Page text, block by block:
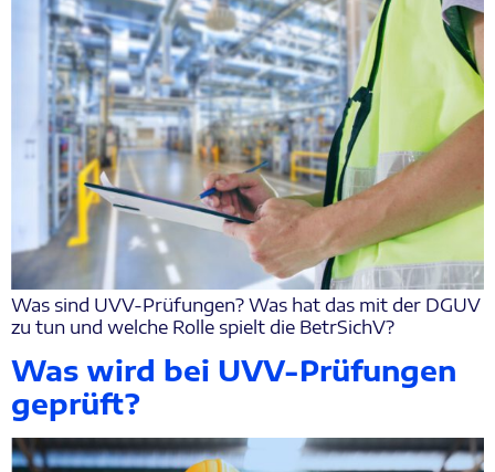
Was sind UVV-Prüfungen? Was hat das mit der DGUV
zu tun und welche Rolle spielt die BetrSichV?
Was wird bei UVV-Prüfungen
geprüft?